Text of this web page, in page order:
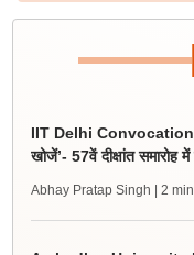
IIT Delhi Convocation
खोजें’- 57वें दीक्षांत समारोह में
Abhay Pratap Singh | 2